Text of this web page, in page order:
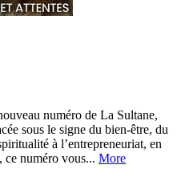
numéro de La Sultane,
sous le signe du bien-être, du
à l’entrepreneuriat, en
ce numéro vous... More